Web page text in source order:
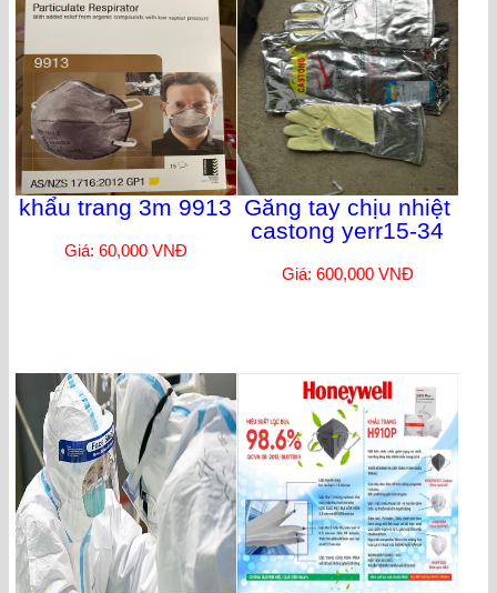
khẩu trang 3m 9913
Giá: 60,000 VNĐ
Găng tay chịu nhiệt
castong yerr15-34
Giá: 600,000 VNĐ